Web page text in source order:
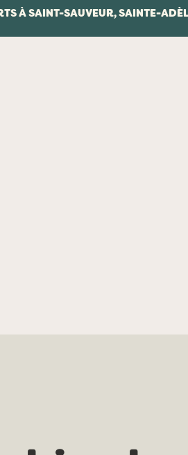
À SAINT-SAUVEUR, SAINTE-